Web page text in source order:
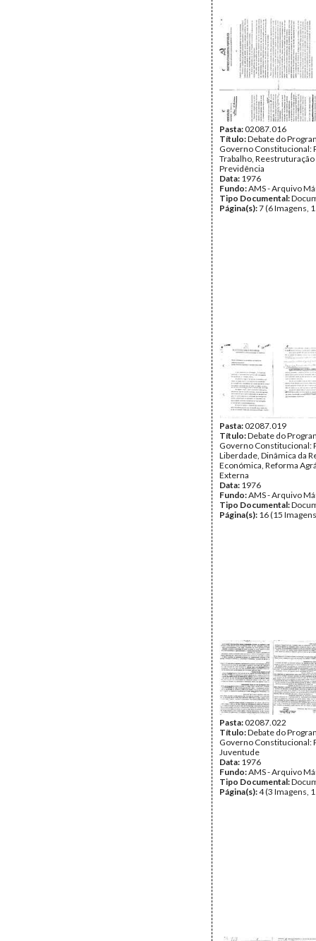
Pasta:02087.016
Título:Debate do
Governo Constitucional:
Trabalho, Reestruturação
Previdência
Data: 1976
Fundo:AMS - Arquivo
Tipo Documental:
Página(s):7 (6 Imagens,
Pasta:02087.019
Título:Debate do
Governo Constitucional:
Liberdade, Dinâmica da
Económica, Reforma
Externa
Data: 1976
Fundo:AMS - Arquivo
Tipo Documental:
Página(s): 16 (15
Pasta:02087.022
Título:Debate do
Governo Constitucional:
Juventude
Data: 1976
Fundo:AMS - Arquivo
Tipo Documental:
Página(s):4 (3 Imagens,